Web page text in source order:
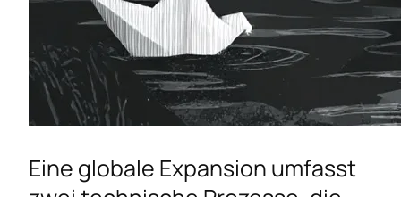
Eine globale Expansion umfasst